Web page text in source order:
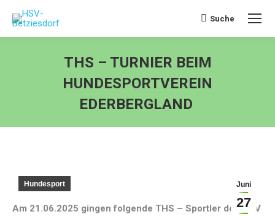
Search:
Suche
THS – TURNIER BEIM
HUNDESPORTVEREIN
EDERBERGLAND
Juni
27
Hundesport
Am 21.06.2025 gingen folgende THS – Sportler des HSV